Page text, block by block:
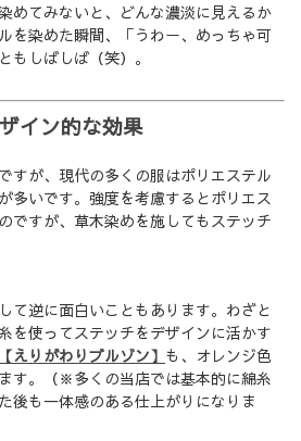
めてみないと、どんな濃淡に見えるか
を染めた瞬間、「うわー、めっちゃ可
もしばしば（笑）。
イン的な効果
すが、現代の多くの服はポリエステル
多いです。強度を考慮するとポリエス
ですが、草木染めを施してもステッチ
て逆に面白いこともあります。わざと
を使ってステッチをデザインに活かす
【えりがわりブルゾン】 も、オレンジ色
す。（※多くの当店では基本的に綿糸
後も一体感のある仕上がりになりま